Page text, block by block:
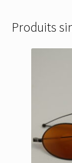
Produits